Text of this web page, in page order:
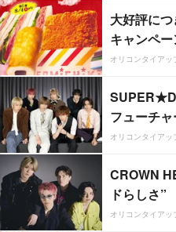
大好評に
キャンペ
オリコンタイアッ
フューチャ
オリコンタイアッ
CROWN
ドらしさ”
オリコンタイアッ